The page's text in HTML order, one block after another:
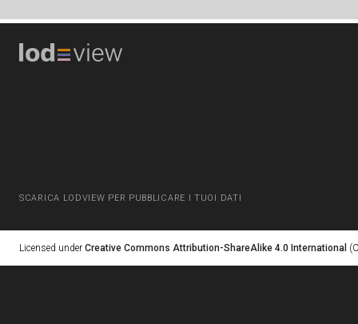
SCARICA LODVIEW PER PUBBLICARE I TUOI DATI
Licensed under Creative Commons Attribution-ShareAlike 4.0 International